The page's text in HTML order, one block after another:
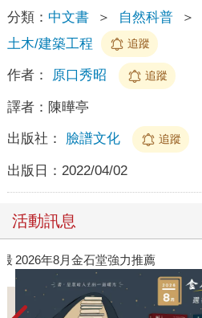
分類： 中文書 ＞ 自然科普 ＞
土木/建築工程
追蹤
作者： 原口秀昭 追蹤
譯者： 陳曄亭
出版社： 臉譜文化 追蹤
出版日： 2022/04/02
活動訊息
2026年8月金石堂強力推薦